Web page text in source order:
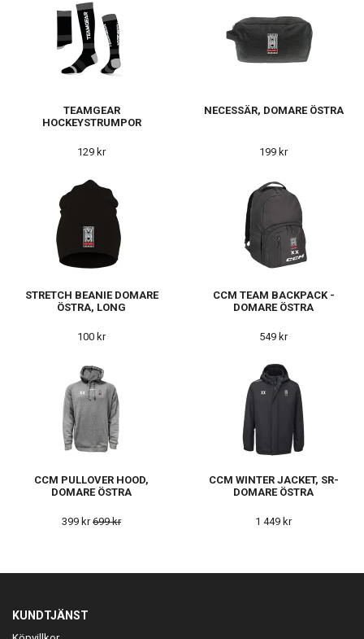
TEAMGEAR
HOCKEYSTRUMPOR
129 kr
NECESSÄR, DOMARE ÖSTRA
199 kr
STRETCH BEANIE DOMARE
ÖSTRA, LONG
100 kr
CCM TEAM BACKPACK -
DOMARE ÖSTRA
549 kr
CCM PULLOVER HOOD,
DOMARE ÖSTRA
399 kr699 kr
CCM WINTER JACKET, SR-
DOMARE ÖSTRA
1 449 kr
KUNDTJÄNST